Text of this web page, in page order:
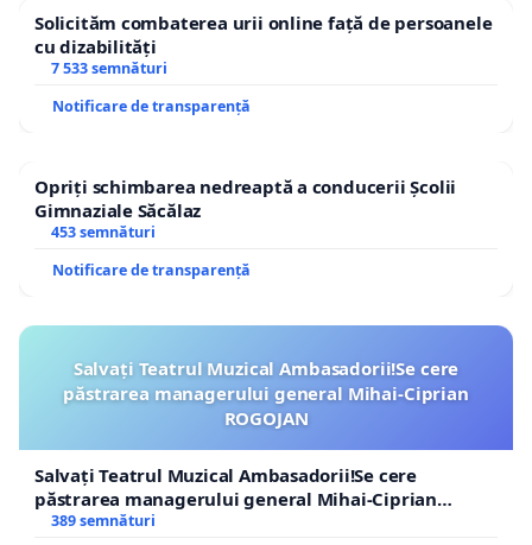
Solicităm combaterea urii online față de persoanele
cu dizabilități
7 533 semnături
Notificare de transparență
Opriți schimbarea nedreaptă a conducerii Școlii
Gimnaziale Săcălaz
453 semnături
Notificare de transparență
Salvați Teatrul Muzical Ambasadorii!Se cere
păstrarea managerului general Mihai-Ciprian
ROGOJAN
Salvați Teatrul Muzical Ambasadorii!Se cere
păstrarea managerului general Mihai-Ciprian
ROGOJAN
389 semnături